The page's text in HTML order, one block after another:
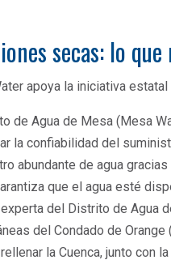
secas: lo
apoya la iniciativa
de Agua de Mesa (Mesa
la confiabilidad del
abundante de agua
que el agua esté
del Distrito de Agua
del Condado de
la Cuenca, junto con